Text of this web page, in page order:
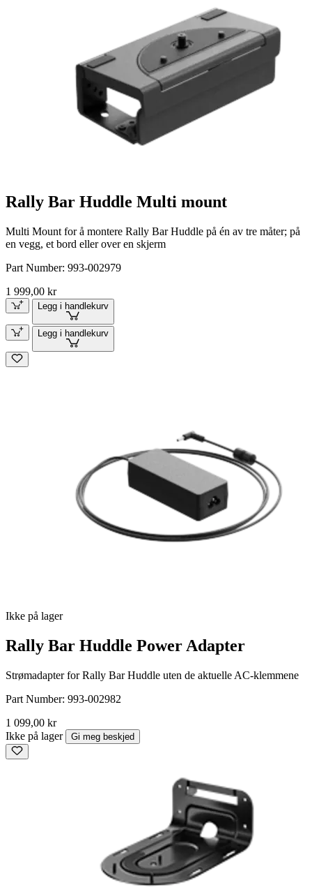
Rally Bar Huddle Multi mount
Multi Mount for å montere Rally Bar Huddle på én av tre måter; på
en vegg, et bord eller over en skjerm
Part Number: 993-002979
1 999,00 kr
Legg i handlekurv
Legg i handlekurv
Ikke på lager
Rally Bar Huddle Power Adapter
Strømadapter for Rally Bar Huddle uten de aktuelle AC-klemmene
Part Number: 993-002982
1 099,00 kr
Ikke på lager
Gi meg beskjed